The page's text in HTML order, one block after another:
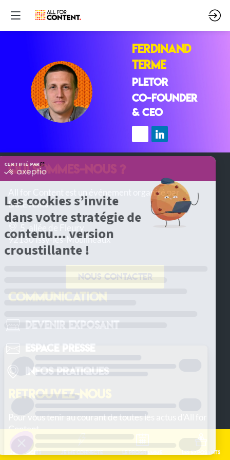
FT
Ferdinand
TERME
PLETOR
Co-Founder
& CEO
QUI SOMMES-NOUS ?
All for Content est un événement organisé par
DotEvents
5, allée de Fleury
92130 Issy-les-Moulineaux
Nous contacter
COMMUNICATION
Devenir Exposant
Espace Presse
Infos pratiques
RETROUVEZ-NOUS
Pour vous tenir au courant de toutes les actus d'All for
Je m'inscris Je me connecte Le programme Les exposants